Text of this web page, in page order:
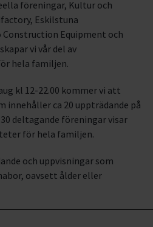
föreningar, Kultur och
Eskilstuna
Equipment och
vi vår del av
hela familjen.
kl 12-22.00 kommer vi att
innehåller ca 20 uppträdande på
deltagande föreningar visar
för hela familjen.
och uppvisningar som
oavsett ålder eller